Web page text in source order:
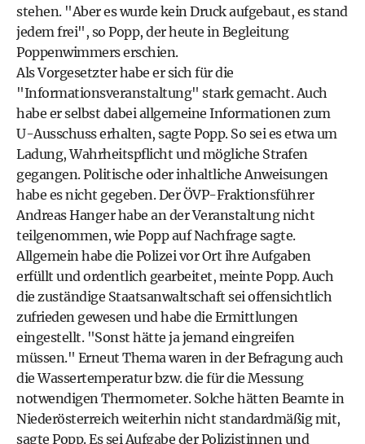
stehen. "Aber es wurde kein Druck aufgebaut, es stand
jedem frei", so Popp, der heute in Begleitung
Poppenwimmers erschien.
Als Vorgesetzter habe er sich für die
"Informationsveranstaltung" stark gemacht. Auch
habe er selbst dabei allgemeine Informationen zum
U-Ausschuss erhalten, sagte Popp. So sei es etwa um
Ladung, Wahrheitspflicht und mögliche Strafen
gegangen. Politische oder inhaltliche Anweisungen
habe es nicht gegeben. Der ÖVP-Fraktionsführer
Andreas Hanger habe an der Veranstaltung nicht
teilgenommen, wie Popp auf Nachfrage sagte.
Allgemein habe die Polizei vor Ort ihre Aufgaben
erfüllt und ordentlich gearbeitet, meinte Popp. Auch
die zuständige Staatsanwaltschaft sei offensichtlich
zufrieden gewesen und habe die Ermittlungen
eingestellt. "Sonst hätte ja jemand eingreifen
müssen." Erneut Thema waren in der Befragung auch
die Wassertemperatur bzw. die für die Messung
notwendigen Thermometer. Solche hätten Beamte in
Niederösterreich weiterhin nicht standardmäßig mit,
sagte Popp. Es sei Aufgabe der Polizistinnen und